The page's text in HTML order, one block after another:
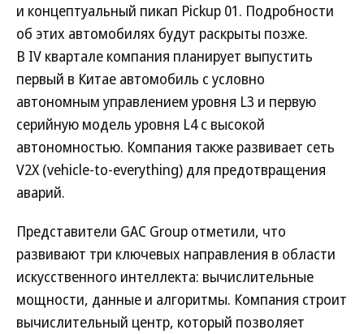
и концептуальный пикап Pickup 01. Подробности
об этих автомобилях будут раскрыты позже.
В IV квартале компания планирует выпустить
первый в Китае автомобиль с условно
автономным управлением уровня L3 и первую
серийную модель уровня L4 с высокой
автономностью. Компания также развивает сеть
V2X (vehicle-to-everything) для предотвращения
аварий.
Представители GAC Group отметили, что
развивают три ключевых направления в области
искусственного интеллекта: вычислительные
мощности, данные и алгоритмы. Компания строит
вычислительный центр, который позволяет